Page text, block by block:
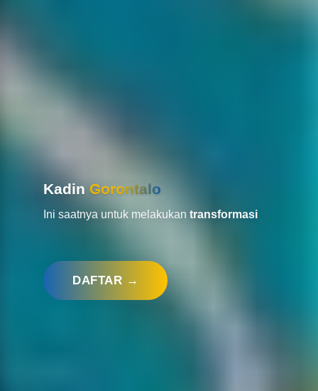
KadinGorontalo
Ini saatnya untuk melakukantransformasi
DAFTAR →